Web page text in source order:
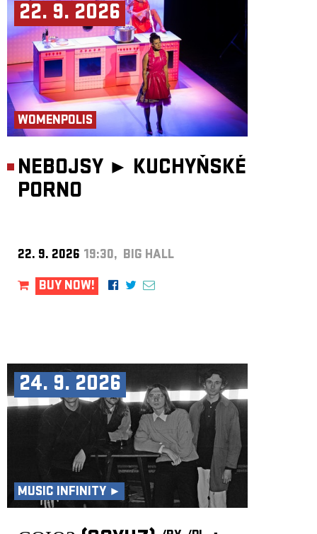
22. 9. 2026
WOMENPOLIS
NEBOJSY ► KUCHYŇSKÉ
PORNO
22. 9. 2026 19:30, BIG HALL
BUY NOW!
24. 9. 2026
MUSIC INFINITY ►